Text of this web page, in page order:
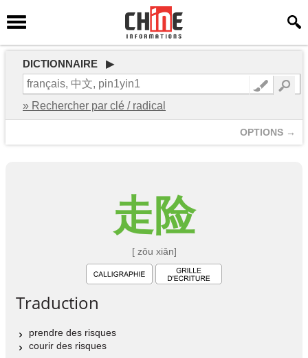
DICTIONNAIRE ▶
» Rechercher par clé / radical
OPTIONS →
走险
[ zǒu xiǎn]
Traduction
prendre des risques
courir des risques